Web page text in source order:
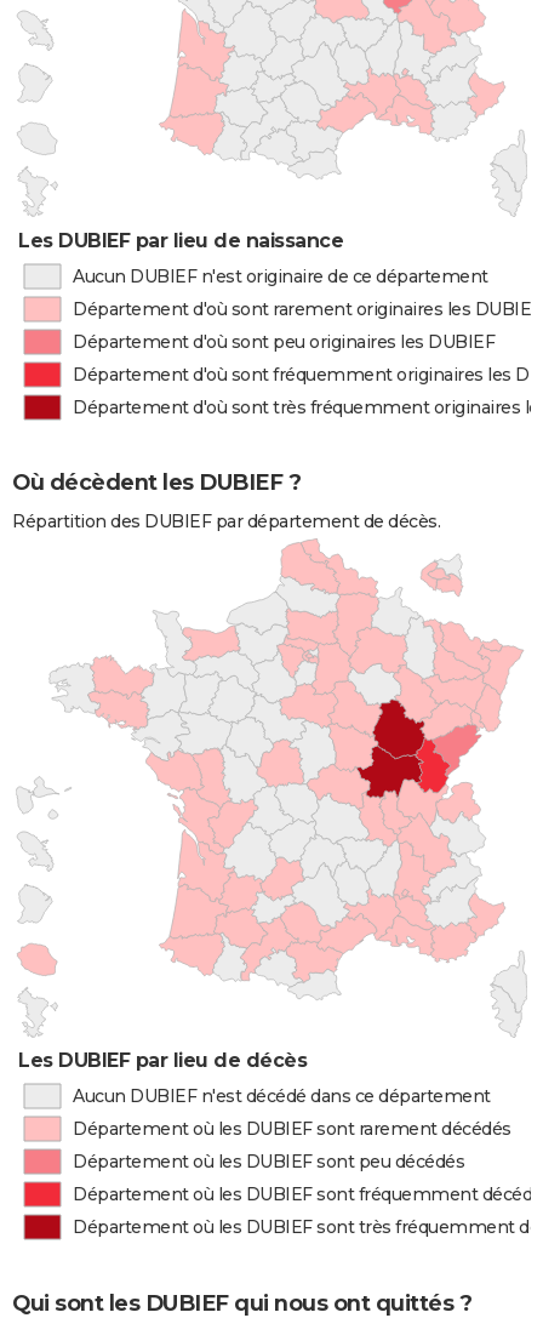
Les DUBIEF par lieu de naissance
Aucun DUBIEF n'est originaire de ce département
Département d'où sont rarement originaires les DUBIEF
Département d'où sont peu originaires les DUBIEF
Département d'où sont fréquemment originaires les
Département d'où sont très fréquemment originaires
Où décèdent les DUBIEF ?
Répartition des DUBIEF par département de décès.
Les DUBIEF par lieu de décès
Aucun DUBIEF n'est décédé dans ce département
Département où les DUBIEF sont rarement décédés
Département où les DUBIEF sont peu décédés
Département où les DUBIEF sont fréquemment
Département où les DUBIEF sont très fréquemment
Qui sont les DUBIEF qui nous ont quittés ?